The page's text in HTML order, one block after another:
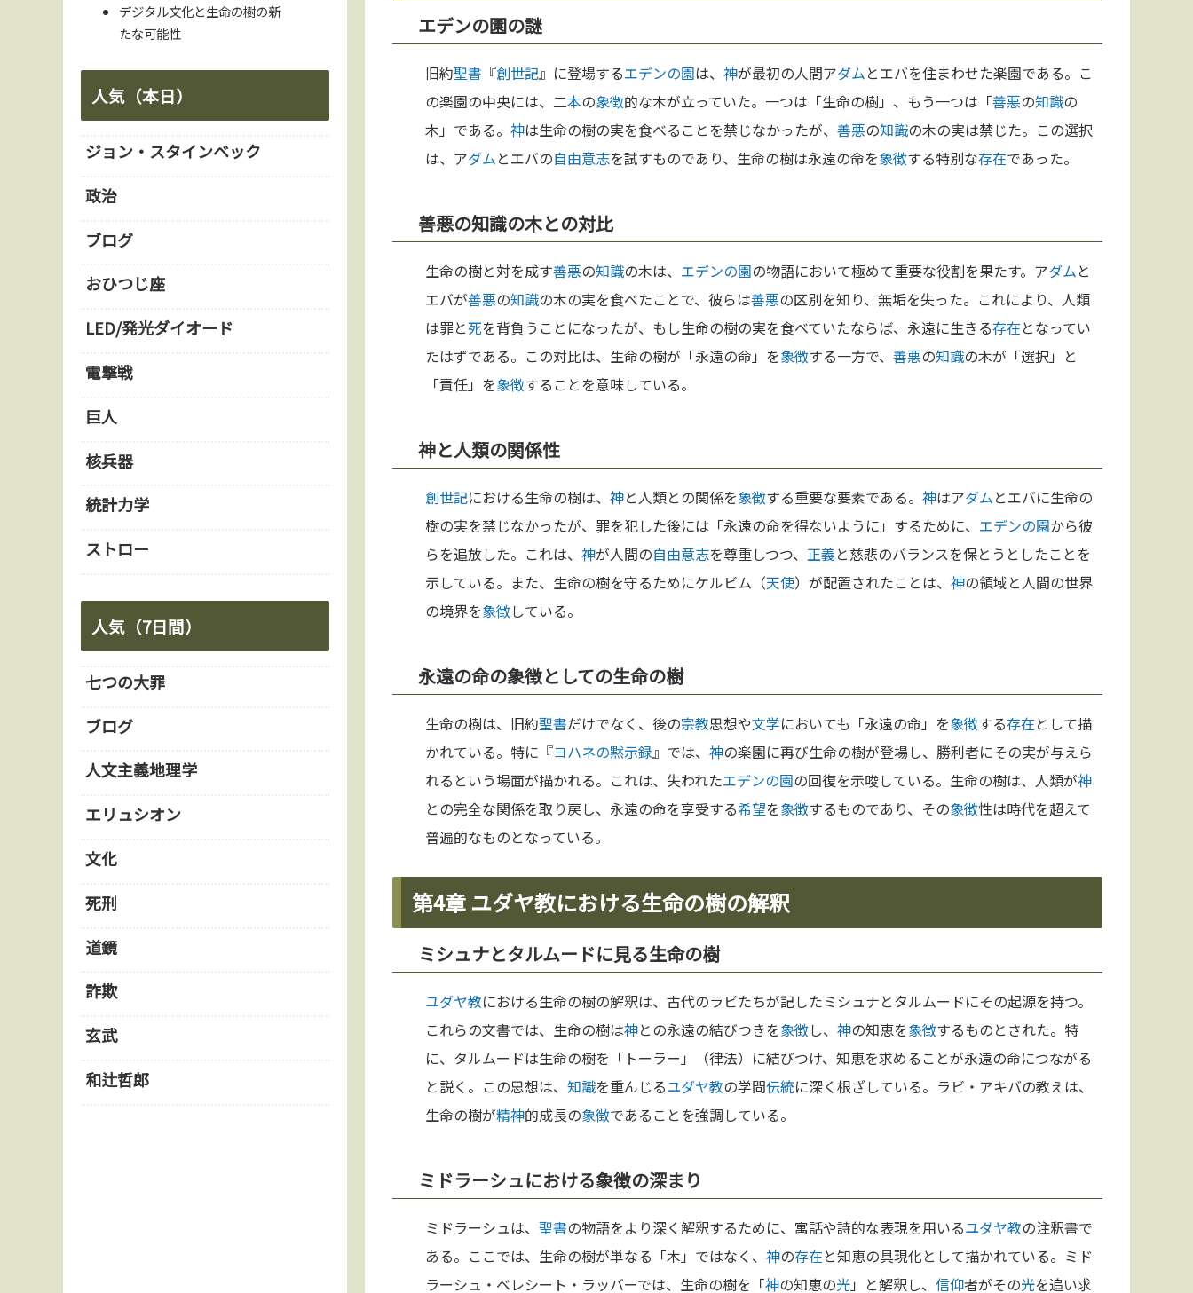
エデンの園の謎
旧約聖書 『創世記』に登場するエデンの園は、 神が最初の人間アダムとエバを住まわせた楽園である。こ
の楽園の中央には、二本の象徴的な木が立っていた。一つは「生命の樹」、もう一つは「善悪の知識の
木」である。 神は生命の樹の実を食べることを禁じなかったが、 善悪の知識の木の実は禁じた。この選択
は、アダムとエバの自由意志を試すものであり、生命の樹は永遠の命を象徴する特別な存在であった。
善悪の知識の木との対比
生命の樹と対を成す善悪の知識の木は、 エデンの園の物語において極めて重要な役割を果たす。アダムと
エバが善悪の知識の木の実を食べたことで、彼らは善悪の区別を知り、無垢を失った。これにより、人類
は罪と死を背負うことになったが、もし生命の樹の実を食べていたならば、永遠に生きる存在となってい
たはずである。この対比は、生命の樹が「永遠の命」を象徴する一方で、 善悪の知識の木が「選択」と
「責任」を象徴することを意味している。
神と人類の関係性
創世記における生命の樹は、 神と人類との関係を象徴する重要な要素である。 神はアダムとエバに生命の
樹の実を禁じなかったが、罪を犯した後には「永遠の命を得ないように」するために、 エデンの園から彼
らを追放した。これは、 神が人間の自由意志を尊重しつつ、 正義と慈悲のバランスを保とうとしたことを
示している。また、生命の樹を守るためにケルビム（天使）が配置されたことは、 神の領域と人間の世界
の境界を象徴している。
永遠の命の象徴としての生命の樹
生命の樹は、旧約聖書だけでなく、後の宗教思想や文学においても「永遠の命」を象徴する存在として描
かれている。特に『ヨハネの黙示録』では、 神の楽園に再び生命の樹が登場し、勝利者にその実が与えら
れるという場面が描かれる。これは、失われたエデンの園の回復を示唆している。生命の樹は、人類が神
との完全な関係を取り戻し、永遠の命を享受する希望を象徴するものであり、その象徴性は時代を超えて
普遍的なものとなっている。
第4章 ユダヤ教における生命の樹の解釈
ミシュナとタルムードに見る生命の樹
ユダヤ教における生命の樹の解釈は、古代のラビたちが記したミシュナとタルムードにその起源を持つ。
これらの文書では、生命の樹は神との永遠の結びつきを象徴し、 神の知恵を象徴するものとされた。特
に、タルムードは生命の樹を「トーラー」（律法）に結びつけ、知恵を求めることが永遠の命につながる
と説く。この思想は、 知識を重んじるユダヤ教の学問伝統に深く根ざしている。ラビ・アキバの教えは、
生命の樹が精神的成長の象徴であることを強調している。
ミドラーシュにおける象徴の深まり
ミドラーシュは、 聖書の物語をより深く解釈するために、寓話や詩的な表現を用いるユダヤ教の注釈書で
ある。ここでは、生命の樹が単なる「木」ではなく、 神の存在と知恵の具現化として描かれている。ミド
ラーシュ・ベレシート・ラッバーでは、生命の樹を「神の知恵の光」と解釈し、 信仰者がその光を追い求
デジタル文化と生命の樹の新
たな可能性
人気（本日）
ジョン・スタインベック
政治
ブログ
おひつじ座
LED/発光ダイオード
電撃戦
巨人
核兵器
統計力学
ストロー
人気（7日間）
七つの大罪
ブログ
人文主義地理学
エリュシオン
文化
死刑
道鏡
詐欺
玄武
和辻哲郎